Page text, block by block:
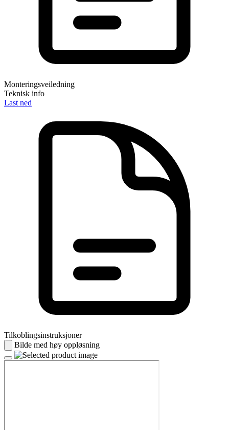
Monteringsveiledning
Teknisk info
Last ned
Tilkoblingsinstruksjoner
Bilde med høy oppløsning